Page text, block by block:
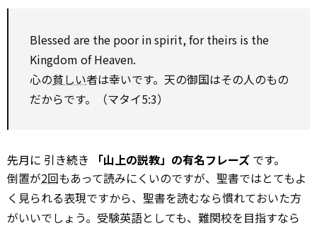
Blessed are the poor in spirit,fortheirs is the
Kingdom of Heaven.
心の貧しい者は幸いです。天の御国はその人のもの
だからです。（マタイ5:3）
先月に 引き続き 「山上の説教」の有名フレーズ です。
倒置が2回もあって読みにくいのですが、聖書ではとてもよ
く見られる表現ですから、聖書を読むなら慣れておいた方
がいいでしょう。受験英語としても、難関校を目指すなら